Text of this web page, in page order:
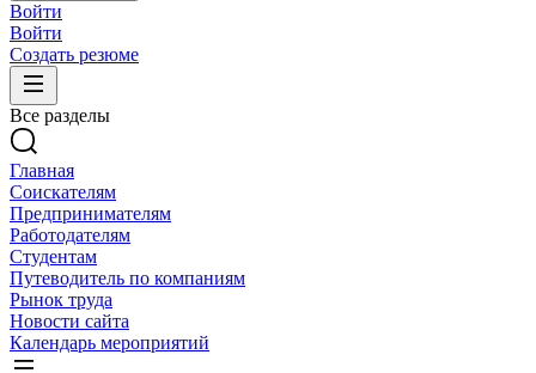
Войти
Войти
Создать резюме
Все разделы
Главная
Соискателям
Предпринимателям
Работодателям
Студентам
Путеводитель по компаниям
Рынок труда
Новости сайта
Календарь мероприятий